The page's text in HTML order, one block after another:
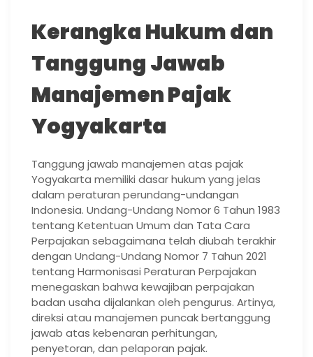
Kerangka Hukum dan
Tanggung Jawab
Manajemen Pajak
Yogyakarta
Tanggung jawab manajemen atas pajak
Yogyakarta memiliki dasar hukum yang jelas
dalam peraturan perundang-undangan
Indonesia. Undang-Undang Nomor 6 Tahun 1983
tentang Ketentuan Umum dan Tata Cara
Perpajakan sebagaimana telah diubah terakhir
dengan Undang-Undang Nomor 7 Tahun 2021
tentang Harmonisasi Peraturan Perpajakan
menegaskan bahwa kewajiban perpajakan
badan usaha dijalankan oleh pengurus. Artinya,
direksi atau manajemen puncak bertanggung
jawab atas kebenaran perhitungan,
penyetoran, dan pelaporan pajak.